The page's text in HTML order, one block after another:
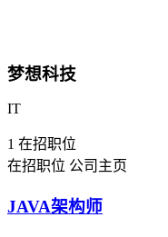
梦想科技
IT
1 在招职位
在招职位 公司主页
JAVA架构师